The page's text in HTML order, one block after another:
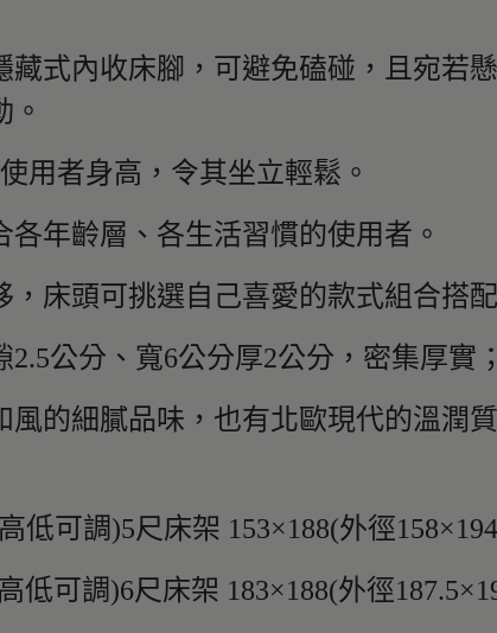
藏式內收床腳，可避免磕碰，且宛若
用者身高，令其坐立輕鬆。
年齡層、各生活習慣的使用者。
床頭可挑選自己喜愛的款式組合搭配
公分、寬6公分厚2公分，密集厚實
的細膩品味，也有北歐現代的溫潤
低可調)5尺床架 153×188(外徑
低可調)6尺床架 183×188(外徑